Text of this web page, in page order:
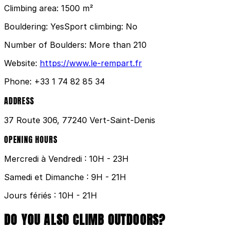
Climbing area: 1500 m²
Bouldering: YesSport climbing: No
Number of Boulders: More than 210
Website: https://www.le-rempart.fr
Phone: +33 1 74 82 85 34
ADDRESS
37 Route 306, 77240 Vert-Saint-Denis
OPENING HOURS
Mercredi à Vendredi : 10H - 23H
Samedi et Dimanche : 9H - 21H
Jours fériés : 10H - 21H
DO YOU ALSO CLIMB OUTDOORS?